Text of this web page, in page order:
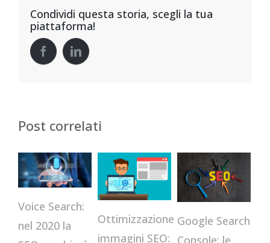
Condividi questa storia, scegli la tua
piattaforma!
Post correlati
Voice Search:
nel 2020 la
Ottimizzazione
immagini SEO:
Google Search
Console: le